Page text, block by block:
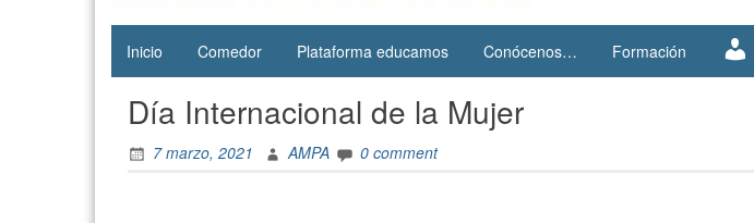
Inicio Comedor Plataforma educamos Conócenos… Formación
Día Internacional de la Mujer
7 marzo, 2021 AMPA 0 comment